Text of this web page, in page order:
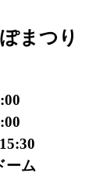
まつり
ーム